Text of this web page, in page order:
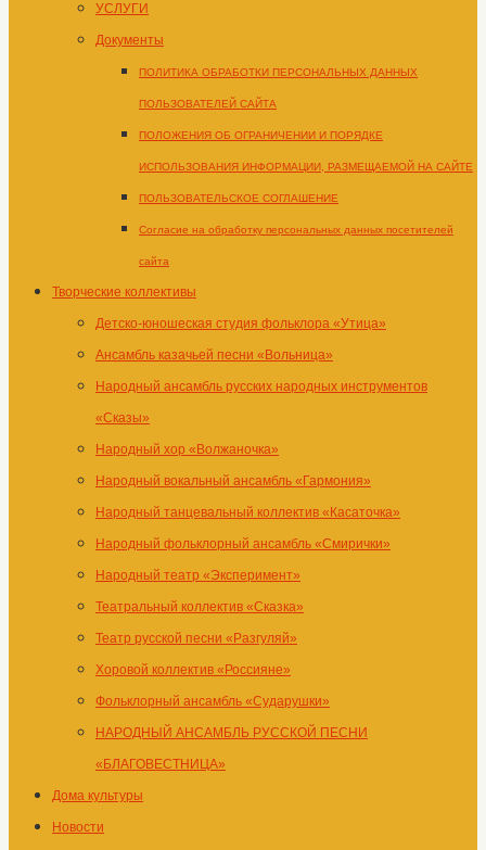
УСЛУГИ
Документы
ПОЛИТИКА ОБРАБОТКИ ПЕРСОНАЛЬНЫХ ДАННЫХ
ПОЛЬЗОВАТЕЛЕЙ САЙТА
ПОЛОЖЕНИЯ ОБ ОГРАНИЧЕНИИ И ПОРЯДКЕ
ИСПОЛЬЗОВАНИЯ ИНФОРМАЦИИ, РАЗМЕЩАЕМОЙ НА САЙТЕ
ПОЛЬЗОВАТЕЛЬСКОЕ СОГЛАШЕНИЕ
Согласие на обработку персональных данных посетителей
сайта
Творческие коллективы
Детско-юношеская студия фольклора «Утица»
Ансамбль казачьей песни «Вольница»
Народный ансамбль русских народных инструментов
«Сказы»
Народный хор «Волжаночка»
Народный вокальный ансамбль «Гармония»
Народный танцевальный коллектив «Касаточка»
Народный фольклорный ансамбль «Смирички»
Народный театр «Эксперимент»
Театральный коллектив «Сказка»
Театр русской песни «Разгуляй»
Хоровой коллектив «Россияне»
Фольклорный ансамбль «Сударушки»
НАРОДНЫЙ АНСАМБЛЬ РУССКОЙ ПЕСНИ
«БЛАГОВЕСТНИЦА»
Дома культуры
Новости